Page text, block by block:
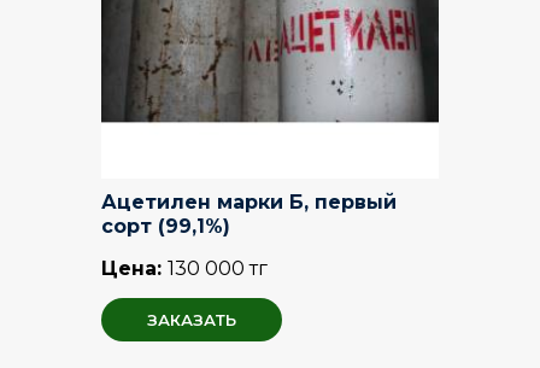
Ацетилен марки Б, первый
сорт (99,1%)
Цена: 130 000 тг
ЗАКАЗАТЬ